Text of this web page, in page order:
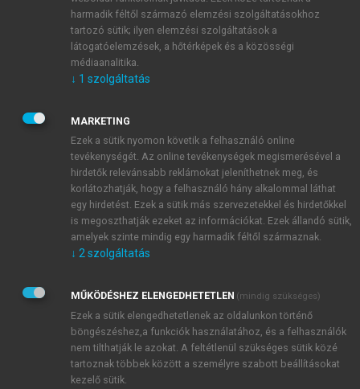
JELSZÓ
JELSZÓ ÚJRA
Kérek értesítést a MeRSZ újdonságairól, akcióiról.
Kérek értesítést az Akadémiai Kiadó Zrt. újdonságairól,
Adatkezelési tájékoztatóbanfoglaltakat tudomásul
veszem és elfogadom.
Általános vásárlási feltételeket, valamint a szotar.netés a
mersz.huoldalak licencszerződéseiben foglaltakat
tudomásul veszem és elfogadom.
harmadik féltől származó elemzési szolgáltatásokhoz
tartozó sütik; ilyen elemzési szolgáltatások a
látogatóelemzések, a hőtérképek és a közösségi
médiaanalitika.
↓ 1 szolgáltatás
MARKETING
Ezek a sütik nyomon követik a felhasználó online
tevékenységét. Az online tevékenységek megismerésével a
hirdetők relevánsabb reklámokat jeleníthetnek meg, és
korlátozhatják, hogy a felhasználó hány alkalommal láthat
egy hirdetést. Ezek a sütik más szervezetekkel és hirdetőkkel
is megoszthatják ezeket az információkat. Ezek állandó sütik,
amelyek szinte mindig egy harmadik féltől származnak.
↓ 2 szolgáltatás
MŰKÖDÉSHEZ ELENGEDHETETLEN (mindig szükséges)
Ezek a sütik elengedhetetlenek az oldalunkon történő
böngészéshez,a funkciók használatához, és a felhasználók
nem tilthatják le azokat. A feltétlenül szükséges sütik közé
tartoznak többek között a személyre szabott beállításokat
kezelő sütik.